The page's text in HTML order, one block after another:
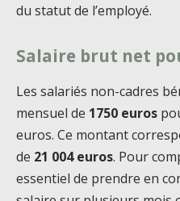
du statut de l’employé.
Salaire brut net
Les salariés non-cadres
mensuel de 1750 euros
euros. Ce montant
de 21 004 euros. Pour
essentiel de prendre en